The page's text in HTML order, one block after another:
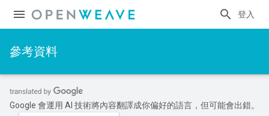
登入
參考資料
Google 會運用 AI 技術將內容翻譯成你偏好的語言，但可能會出錯。